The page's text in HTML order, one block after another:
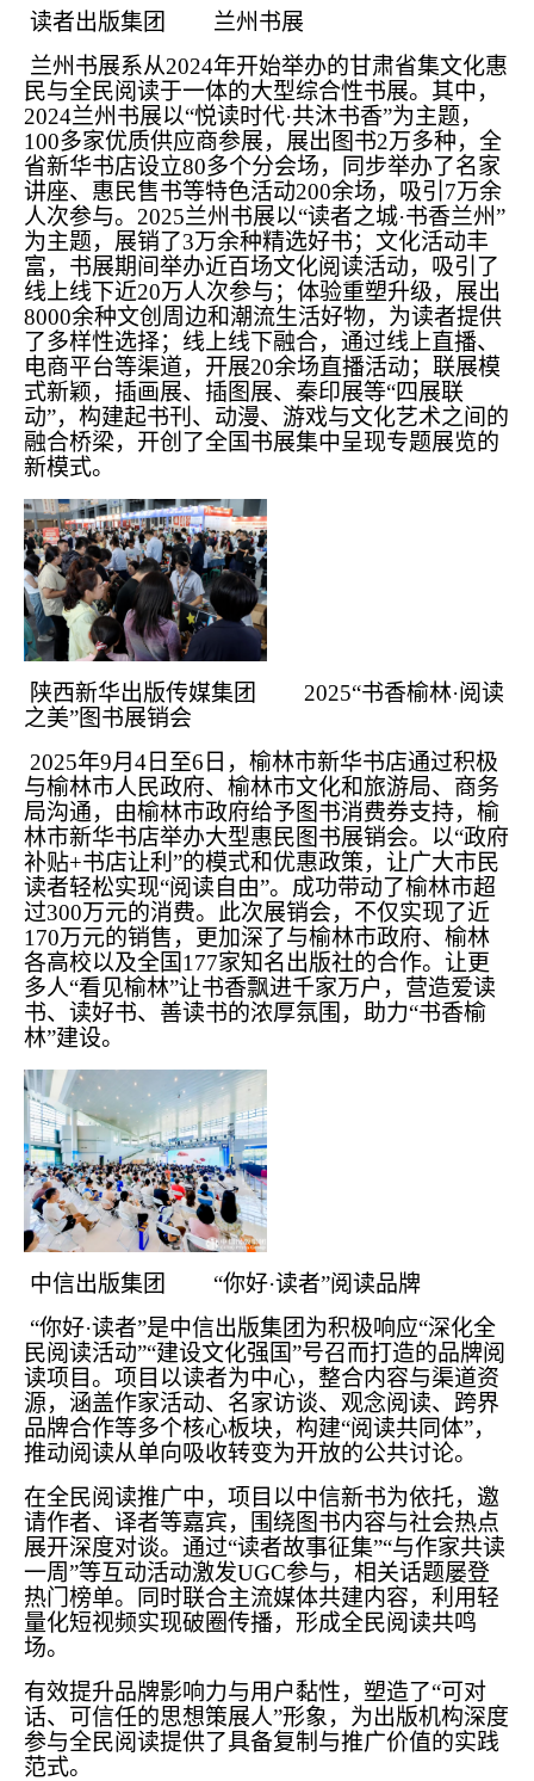
读者出版集团 兰州书展
兰州书展系从2024年开始举办的甘肃省集文化惠
民与全民阅读于一体的大型综合性书展。其中，
2024兰州书展以“悦读时代·共沐书香”为主题，
100多家优质供应商参展，展出图书2万多种，全
省新华书店设立80多个分会场，同步举办了名家
讲座、惠民售书等特色活动200余场，吸引7万余
人次参与。2025兰州书展以“读者之城·书香兰州”
为主题，展销了3万余种精选好书；文化活动丰
富，书展期间举办近百场文化阅读活动，吸引了
线上线下近20万人次参与；体验重塑升级，展出
8000余种文创周边和潮流生活好物，为读者提供
了多样性选择；线上线下融合，通过线上直播、
电商平台等渠道，开展20余场直播活动；联展模
式新颖，插画展、插图展、秦印展等“四展联
动”，构建起书刊、动漫、游戏与文化艺术之间的
融合桥梁，开创了全国书展集中呈现专题展览的
新模式。
陕西新华出版传媒集团 2025“书香榆林·阅读
之美”图书展销会
2025年9月4日至6日，榆林市新华书店通过积极
与榆林市人民政府、榆林市文化和旅游局、商务
局沟通，由榆林市政府给予图书消费券支持，榆
林市新华书店举办大型惠民图书展销会。以“政府
补贴+书店让利”的模式和优惠政策，让广大市民
读者轻松实现“阅读自由”。成功带动了榆林市超
过300万元的消费。此次展销会，不仅实现了近
170万元的销售，更加深了与榆林市政府、榆林
各高校以及全国177家知名出版社的合作。让更
多人“看见榆林”让书香飘进千家万户，营造爱读
书、读好书、善读书的浓厚氛围，助力“书香榆
林”建设。
中信出版集团 “你好·读者”阅读品牌
“你好·读者”是中信出版集团为积极响应“深化全
民阅读活动”“建设文化强国”号召而打造的品牌阅
读项目。项目以读者为中心，整合内容与渠道资
源，涵盖作家活动、名家访谈、观念阅读、跨界
品牌合作等多个核心板块，构建“阅读共同体”，
推动阅读从单向吸收转变为开放的公共讨论。
在全民阅读推广中，项目以中信新书为依托，邀
请作者、译者等嘉宾，围绕图书内容与社会热点
展开深度对谈。通过“读者故事征集”“与作家共读
一周”等互动活动激发UGC参与，相关话题屡登
热门榜单。同时联合主流媒体共建内容，利用轻
量化短视频实现破圈传播，形成全民阅读共鸣
场。
有效提升品牌影响力与用户黏性，塑造了“可对
话、可信任的思想策展人”形象，为出版机构深度
参与全民阅读提供了具备复制与推广价值的实践
范式。